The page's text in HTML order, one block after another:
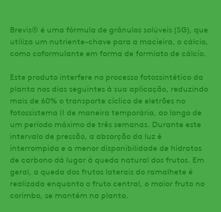
Brevis® é uma fórmula de grânulos solúveis (SG), que
utiliza um nutriente-chave para a macieira, o cálcio,
como coformulante em forma de formiato de cálcio.
Este produto interfere no processo fotossintético da
planta nos dias seguintes à sua aplicação, reduzindo
mais de 60% o transporte cíclico de eletrões no
fotossistema II de maneira temporária, ao longo de
um período máximo de três semanas. Durante este
intervalo de pressão, a absorção da luz é
interrompida e a menor disponibilidade de hidratos
de carbono dá lugar à queda natural dos frutos. Em
geral, a queda dos frutos laterais do ramalhete é
realizada enquanto o fruto central, o maior fruto no
corimbo, se mantém na planta.